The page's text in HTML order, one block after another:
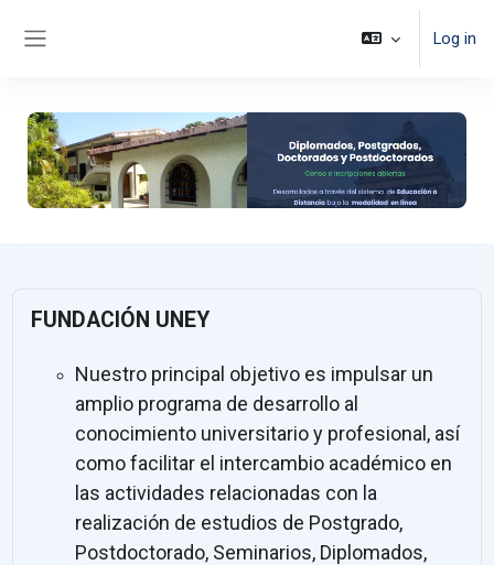
Log in
FUNDACIÓN UNEY
Nuestro principal objetivo es impulsar un
amplio programa de desarrollo al
conocimiento universitario y profesional, así
como facilitar el intercambio académico en
las actividades relacionadas con la
realización de estudios de Postgrado,
Postdoctorado, Seminarios, Diplomados,